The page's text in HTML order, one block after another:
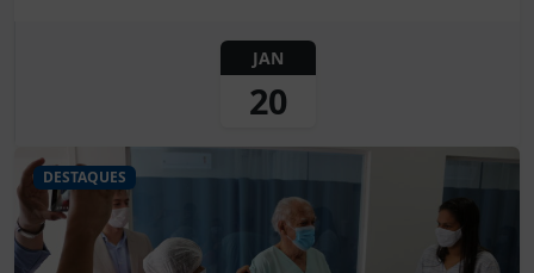
JAN
20
DESTAQUES